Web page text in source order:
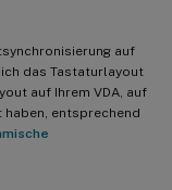
auf
das Tastaturlayout
auf Ihrem VDA, auf
haben, entsprechend